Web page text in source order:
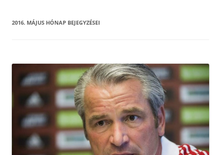
2016. MÁJUS HÓNAP BEJEGYZÉSEI